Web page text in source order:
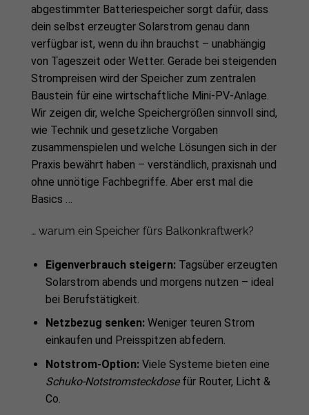
abgestimmter Batteriespeicher sorgt dafür, dass
dein selbst erzeugter Solarstrom genau dann
verfügbar ist, wenn du ihn brauchst – unabhängig
von Tageszeit oder Wetter. Gerade bei steigenden
Strompreisen wird der Speicher zum zentralen
Baustein für eine wirtschaftliche Mini-PV-Anlage.
Wir zeigen dir, welche Speichergrößen sinnvoll sind,
wie Technik und gesetzliche Vorgaben
zusammenspielen und welche Lösungen sich in der
Praxis bewährt haben – verständlich, praxisnah und
ohne unnötige Fachbegriffe. Aber erst mal die
Basics …
… warum ein Speicher fürs Balkonkraftwerk?
Eigenverbrauch steigern:Tagsüber erzeugten
Solarstrom abends und morgens nutzen – ideal
bei Berufstätigkeit.
Netzbezug senken:Weniger teuren Strom
einkaufen und Preisspitzen abfedern.
Notstrom-Option:Viele Systeme bieten eine
Schuko-Notstromsteckdosefür Router, Licht &
Co.